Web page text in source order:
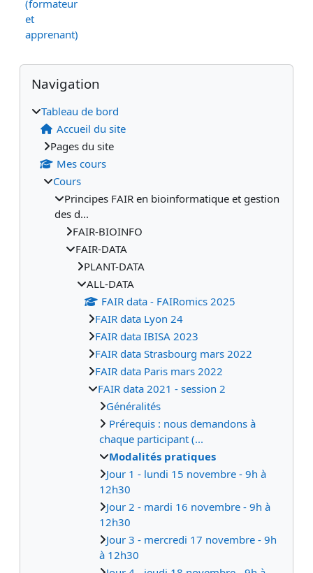
(formateur
et
apprenant)
Blocs
Blocs supplémentaires
Passer Navigation
Navigation
Tableau de bord
Accueil du site
Pages du site
Mes cours
Cours
Principes FAIR en bioinformatique et gestion
des d...
FAIR-BIOINFO
FAIR-DATA
PLANT-DATA
ALL-DATA
FAIR data - FAIRomics 2025
FAIR data Lyon 24
FAIR data IBISA 2023
FAIR data Strasbourg mars 2022
FAIR data Paris mars 2022
FAIR data 2021 - session 2
Généralités
Prérequis : nous demandons à
chaque participant (...
Modalités pratiques
Jour 1 - lundi 15 novembre - 9h à
12h30
Jour 2 - mardi 16 novembre - 9h à
12h30
Jour 3 - mercredi 17 novembre - 9h
à 12h30